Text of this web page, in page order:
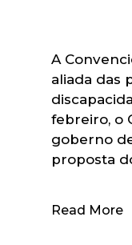
A
aliada das
febreiro, o
goberno
proposta
Read More